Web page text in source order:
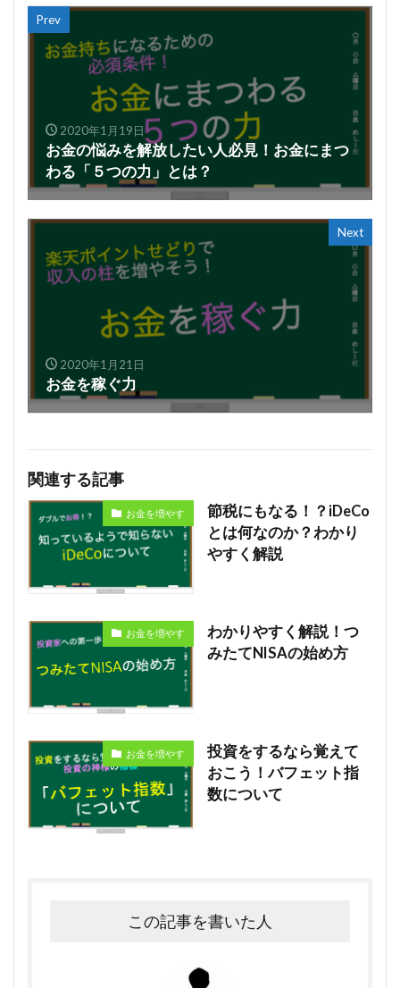
Prev
2020年1月19日
お金の悩みを解放したい人必見！お金にまつ
わる「５つの力」とは？
Next
2020年1月21日
お金を稼ぐ力
関連する記事
お金を増やす
節税にもなる！？iDeCo
とは何なのか？わかり
やすく解説
お金を増やす
わかりやすく解説！つ
みたてNISAの始め方
お金を増やす
投資をするなら覚えて
おこう！バフェット指
数について
この記事を書いた人